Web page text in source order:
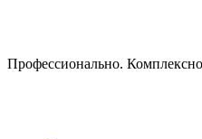
Профессионально.